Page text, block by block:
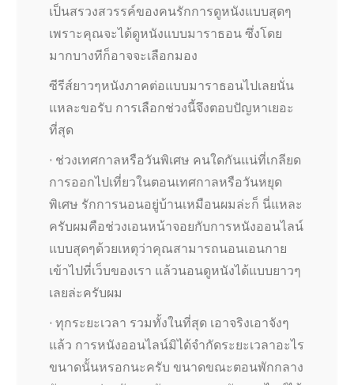
เป็นสรวงสวรรค์ของคนรักการดูหนังแบบสุดๆ
เพราะคุณจะได้ดูหนังแบบมาราธอน ซึ่งโดย
มากบางทีก็อาจจะเลือกมอง
ซีรีส์ยาวๆหนังภาคต่อแบบมาราธอนไปเลยนั่น
แหละขอรับ การเลือกช่วงนี้จึงตอบปัญหาเยอะ
ที่สุด
• ช่วงเทศกาลหรือวันพิเศษ คนใดกันแน่ที่เกลียด
การออกไปเที่ยวในตอนเทศกาลหรือวันหยุด
พิเศษ รักการนอนอยู่บ้านเหมือนผมล่ะก็ นี่แหละ
ครับผมคือช่วงเอนหน้าจอยกับการหนังออนไลน์
แบบสุดๆด้วยเหตุว่าคุณสามารถนอนเอนกาย
เข้าไปที่เว็บของเรา แล้วนอนดูหนังได้แบบยาวๆ
เลยล่ะครับผม
• ทุกระยะเวลา รวมทั้งในที่สุด เอาจริงเอาจังๆ
แล้ว การหนังออนไลน์มิได้จำกัดระยะเวลาอะไร
ขนาดนั้นหรอกนะครับ ขนาดขณะตอนพักกลาง